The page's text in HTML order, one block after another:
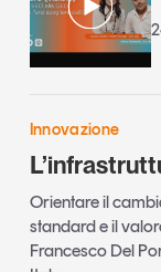
Innovazione
Orientare il
standard e il
Francesco Del